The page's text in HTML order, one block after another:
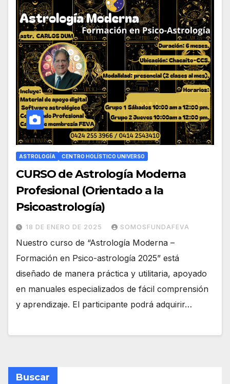
ASTROLOGÍA CENTRO HOLÍSTICO UNIVERSO
CURSO de Astrología Moderna
Profesional (Orientado a la
Psicoastrología)
18 DE ENERO DE 2025 SOMOSFUNDAFEVA
Nuestro curso de “Astrología Moderna –
Formación en Psico-astrología 2025” está
diseñado de manera práctica y utilitaria, apoyado
en manuales especializados de fácil comprensión
y aprendizaje. El participante podrá adquirir…
Buscar